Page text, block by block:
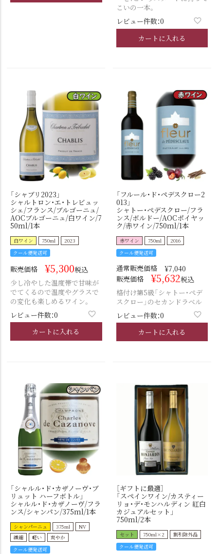
こいの一本。
レビュー件数：0
カートに入れる
「シャブリ2023」
シャルトロン・エ・トレビュッ
シェ/フランス/ブルゴーニュ/
AOCブルゴーニュ/白ワイン/7
50ml/1本
白ワイン 750ml
2023
クール便発送可
販売価格 ¥5,300税込
少し冷やした温度帯で甘味が
でてくるので温度やグラスで
の変化も楽しめるワイン。
レビュー件数：0
カートに入れる
「フルール・ド・ペデスクロー2
013」
シャトー・ぺデスクロー/フラ
ンス/ボルドー/AOCポイヤッ
ク/赤ワイン/750ml/1本
赤ワイン 750ml
2016
クール便発送可
通常販売価格 ¥7,040
販売価格
¥5,632税込
格付け第5級「シャトー・ぺデ
スクロー」のセカンドラベル
レビュー件数：0
カートに入れる
「シャルル・ド・カザノーヴ・ブ
リュット ハーフボトル」
シャルル・ド・カザノーヴ/フラ
ンス/シャンパン/375ml/1本
シャンパーニュ 375ml
NV
繊細
軽い
爽やか
クール便発送可
［ギフトに最適］
「スペインワイン/カスティー
リョ・デ・モンハルディン 紅白
カジュアルセット」
750ml/2本
セット 750ml×2
割引除外品
クール便発送可